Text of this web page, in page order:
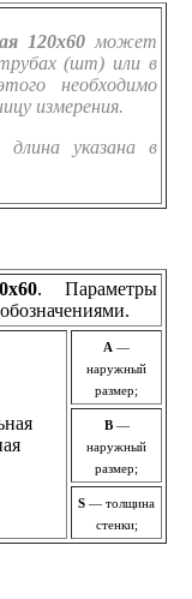
120х60 может
(шт) или в
необходимо
измерения.
указана в
. Параметры
A —
наружный
размер;
B —
наружный
размер;
S — толщина
стенки;